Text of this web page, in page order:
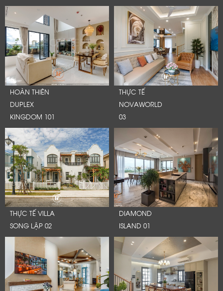
HOÀN THIÊN
DUPLEX
KINGDOM 101
THỰC TẾ
NOVAWORLD
03
THỰC TẾ VILLA
SONG LẬP 02
DIAMOND
ISLAND 01